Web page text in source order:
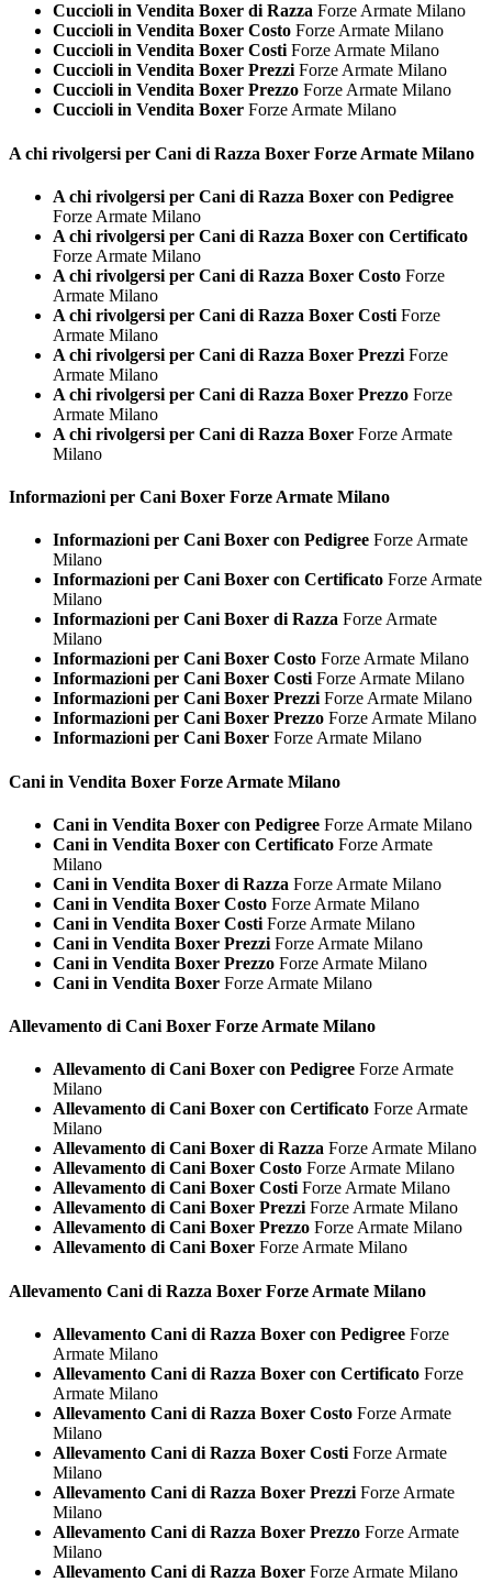
Cuccioli in Vendita Boxer di Razza Forze Armate Milano
Cuccioli in Vendita Boxer Costo Forze Armate Milano
Cuccioli in Vendita Boxer Costi Forze Armate Milano
Cuccioli in Vendita Boxer Prezzi Forze Armate Milano
Cuccioli in Vendita Boxer Prezzo Forze Armate Milano
Cuccioli in Vendita Boxer Forze Armate Milano
A chi rivolgersi per Cani di Razza Boxer Forze Armate Milano
A chi rivolgersi per Cani di Razza Boxer con Pedigree
Forze Armate Milano
A chi rivolgersi per Cani di Razza Boxer con Certificato
Forze Armate Milano
A chi rivolgersi per Cani di Razza Boxer Costo Forze
Armate Milano
A chi rivolgersi per Cani di Razza Boxer Costi Forze
Armate Milano
A chi rivolgersi per Cani di Razza Boxer Prezzi Forze
Armate Milano
A chi rivolgersi per Cani di Razza Boxer Prezzo Forze
Armate Milano
A chi rivolgersi per Cani di Razza Boxer Forze Armate
Milano
Informazioni per Cani Boxer Forze Armate Milano
Informazioni per Cani Boxer con Pedigree Forze Armate
Milano
Informazioni per Cani Boxer con Certificato Forze Armate
Milano
Informazioni per Cani Boxer di Razza Forze Armate
Milano
Informazioni per Cani Boxer Costo Forze Armate Milano
Informazioni per Cani Boxer Costi Forze Armate Milano
Informazioni per Cani Boxer Prezzi Forze Armate Milano
Informazioni per Cani Boxer Prezzo Forze Armate Milano
Informazioni per Cani Boxer Forze Armate Milano
Cani in Vendita Boxer Forze Armate Milano
Cani in Vendita Boxer con Pedigree Forze Armate Milano
Cani in Vendita Boxer con Certificato Forze Armate
Milano
Cani in Vendita Boxer di Razza Forze Armate Milano
Cani in Vendita Boxer Costo Forze Armate Milano
Cani in Vendita Boxer Costi Forze Armate Milano
Cani in Vendita Boxer Prezzi Forze Armate Milano
Cani in Vendita Boxer Prezzo Forze Armate Milano
Cani in Vendita Boxer Forze Armate Milano
Allevamento di Cani Boxer Forze Armate Milano
Allevamento di Cani Boxer con Pedigree Forze Armate
Milano
Allevamento di Cani Boxer con Certificato Forze Armate
Milano
Allevamento di Cani Boxer di Razza Forze Armate Milano
Allevamento di Cani Boxer Costo Forze Armate Milano
Allevamento di Cani Boxer CostiForze Armate Milano
Allevamento di Cani Boxer PrezziForze Armate Milano
Allevamento di Cani Boxer Prezzo Forze Armate Milano
Allevamento di Cani Boxer Forze Armate Milano
Allevamento Cani di Razza Boxer Forze Armate Milano
Allevamento Cani di Razza Boxer con Pedigree Forze
Armate Milano
Allevamento Cani di Razza Boxer con Certificato Forze
Armate Milano
Allevamento Cani di Razza Boxer Costo Forze Armate
Milano
Allevamento Cani di Razza Boxer Costi Forze Armate
Milano
Allevamento Cani di Razza Boxer Prezzi Forze Armate
Milano
Allevamento Cani di Razza Boxer Prezzo Forze Armate
Milano
Allevamento Cani di Razza Boxer Forze Armate Milano